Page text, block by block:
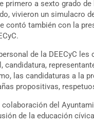
primero a sexto grado
vivieron un simulacro
contó también con la
de la DEECyC
candidatura,
las candidaturas a la
propositivas,
colaboración del
de la educación